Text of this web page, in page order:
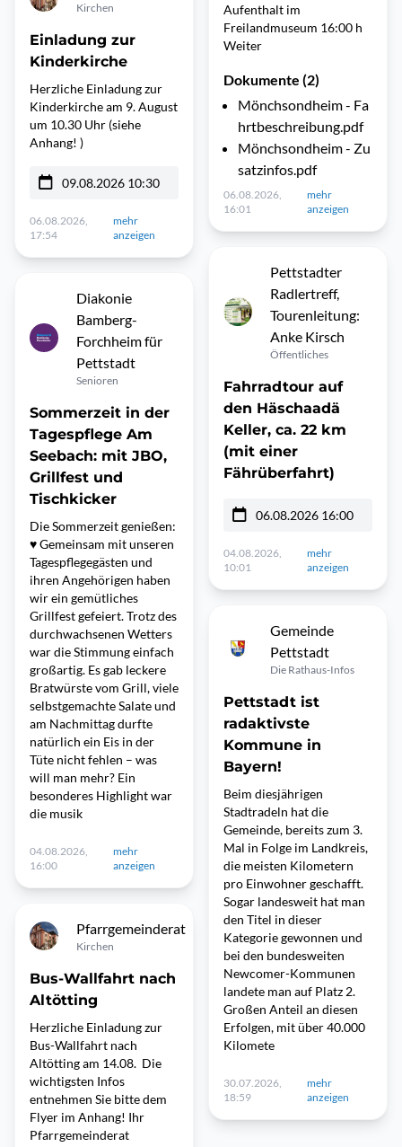
Kirchen
Einladung zur
Kinderkirche
Herzliche Einladung zur
Kinderkirche am 9. August
um 10.30 Uhr (siehe
Anhang! )
09.08.2026 10:30
06.08.2026,
17:54
mehr
anzeigen
Diakonie
Bamberg-
Forchheim für
Pettstadt
Senioren
Sommerzeit in der
Tagespflege Am
Seebach: mit JBO,
Grillfest und
Tischkicker
Die Sommerzeit genießen:
♥️ Gemeinsam mit unseren
Tagespflegegästen und
ihren Angehörigen haben
wir ein gemütliches
Grillfest gefeiert. Trotz des
durchwachsenen Wetters
war die Stimmung einfach
großartig. Es gab leckere
Bratwürste vom Grill, viele
selbstgemachte Salate und
am Nachmittag durfte
natürlich ein Eis in der
Tüte nicht fehlen – was
will man mehr? Ein
besonderes Highlight war
die musik
04.08.2026,
16:00
mehr
anzeigen
Pfarrgemeinderat
Kirchen
Bus-Wallfahrt nach
Altötting
Herzliche Einladung zur
Bus-Wallfahrt nach
Altötting am 14.08. Die
wichtigsten Infos
entnehmen Sie bitte dem
Flyer im Anhang! Ihr
Pfarrgemeinderat
Aufenthalt im
Freilandmuseum 16:00 h
Weiter
Dokumente (2)
Mönchsondheim - Fa
hrtbeschreibung.pdf
Mönchsondheim - Zu
satzinfos.pdf
06.08.2026,
16:01
mehr
anzeigen
Pettstadter
Radlertreff,
Tourenleitung:
Anke Kirsch
Öffentliches
Fahrradtour auf
den Häschaadä
Keller, ca. 22 km
(mit einer
Fährüberfahrt)
06.08.2026 16:00
04.08.2026,
10:01
mehr
anzeigen
Gemeinde
Pettstadt
Die Rathaus-Infos
Pettstadt ist
radaktivste
Kommune in
Bayern!
Beim diesjährigen
Stadtradeln hat die
Gemeinde, bereits zum 3.
Mal in Folge im Landkreis,
die meisten Kilometern
pro Einwohner geschafft.
Sogar landesweit hat man
den Titel in dieser
Kategorie gewonnen und
bei den bundesweiten
Newcomer-Kommunen
landete man auf Platz 2.
Großen Anteil an diesen
Erfolgen, mit über 40.000
Kilomete
30.07.2026,
18:59
mehr
anzeigen